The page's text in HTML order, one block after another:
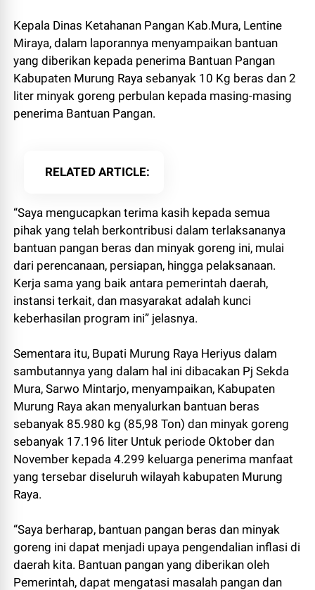
Kepala Dinas Ketahanan Pangan Kab.Mura, Lentine
Miraya, dalam laporannya menyampaikan bantuan
yang diberikan kepada penerima Bantuan Pangan
Kabupaten Murung Raya sebanyak 10 Kg beras dan 2
liter minyak goreng perbulan kepada masing-masing
penerima Bantuan Pangan.
RELATED ARTICLE
“Saya mengucapkan terima kasih kepada semua
pihak yang telah berkontribusi dalam terlaksananya
bantuan pangan beras dan minyak goreng ini, mulai
dari perencanaan, persiapan, hingga pelaksanaan.
Kerja sama yang baik antara pemerintah daerah,
instansi terkait, dan masyarakat adalah kunci
keberhasilan program ini” jelasnya.
Sementara itu, Bupati Murung Raya Heriyus dalam
sambutannya yang dalam hal ini dibacakan Pj Sekda
Mura, Sarwo Mintarjo, menyampaikan, Kabupaten
Murung Raya akan menyalurkan bantuan beras
sebanyak 85.980 kg (85,98 Ton) dan minyak goreng
sebanyak 17.196 liter Untuk periode Oktober dan
November kepada 4.299 keluarga penerima manfaat
yang tersebar diseluruh wilayah kabupaten Murung
Raya.
“Saya berharap, bantuan pangan beras dan minyak
goreng ini dapat menjadi upaya pengendalian inflasi di
daerah kita. Bantuan pangan yang diberikan oleh
Pemerintah, dapat mengatasi masalah pangan dan